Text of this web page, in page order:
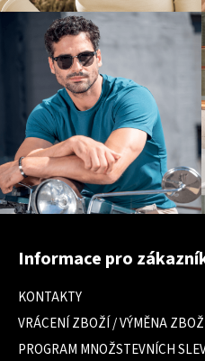
Z
Informace pro
KONTAKTY
VRÁCENÍ ZBOŽÍ / VÝMĚNA
PROGRAM MNOŽSTEVNÍCH